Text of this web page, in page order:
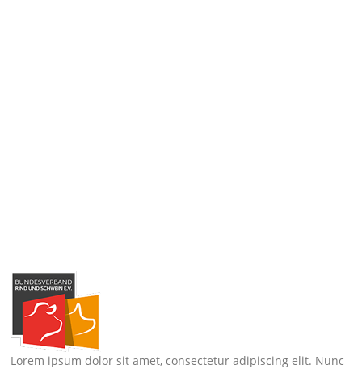
Lorem ipsum dolor sit amet, consectetur adipiscing elit. Nunc